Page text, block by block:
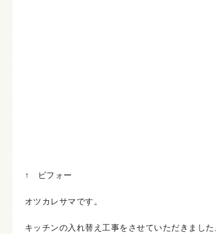
↑ ビフォー
オツカレサマです。
キッチンの入れ替え工事をさせていただきました